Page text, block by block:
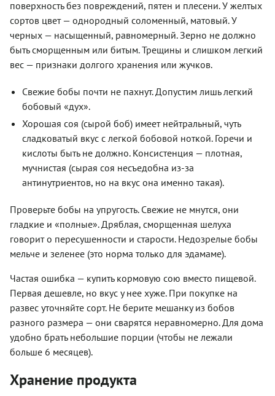
поверхность без повреждений, пятен и плесени. У желтых
сортов цвет — однородный соломенный, матовый. У
черных — насыщенный, равномерный. Зерно не должно
быть сморщенным или битым. Трещины и слишком легкий
вес — признаки долгого хранения или жучков.
Свежие бобы почти не пахнут. Допустим лишь легкий
бобовый «дух».
Хорошая соя (сырой боб) имеет нейтральный, чуть
сладковатый вкус с легкой бобовой ноткой. Горечи и
кислоты быть не должно. Консистенция — плотная,
мучнистая (сырая соя несъедобна из-за
антинутриентов, но на вкус она именно такая).
Проверьте бобы на упругость. Свежие не мнутся, они
гладкие и «полные». Дряблая, сморщенная шелуха
говорит о пересушенности и старости. Недозрелые бобы
мельче и зеленее (это норма только для эдамаме).
Частая ошибка — купить кормовую сою вместо пищевой.
Первая дешевле, но вкус у нее хуже. При покупке на
развес уточняйте сорт. Не берите мешанку из бобов
разного размера — они сварятся неравномерно. Для дома
удобно брать небольшие порции (чтобы не лежали
больше 6 месяцев).
Хранение продукта